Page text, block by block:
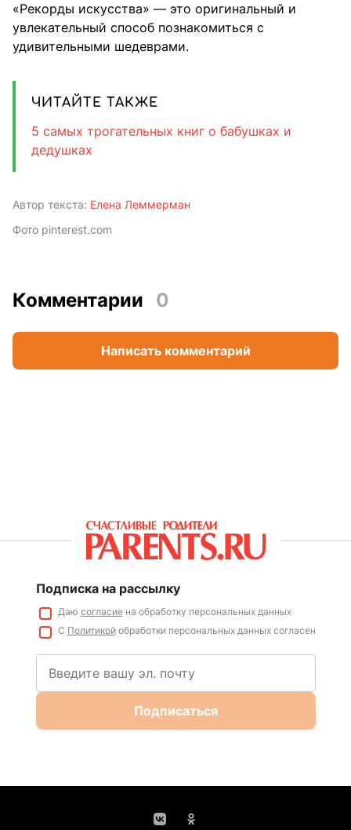
«Рекорды искусства» — это оригинальный и
увлекательный способ познакомиться с
удивительными шедеврами.
ЧИТАЙТЕ ТАКЖЕ
5 самых трогательных книг о бабушках и
дедушках
Автор текста: Елена Леммерман
Фото pinterest.com
Комментарии 0
Написать комментарий
Подписка на рассылку
Даю согласиена обработку персональных данных
С Политикойобработки персональных данных согласен
Подписаться